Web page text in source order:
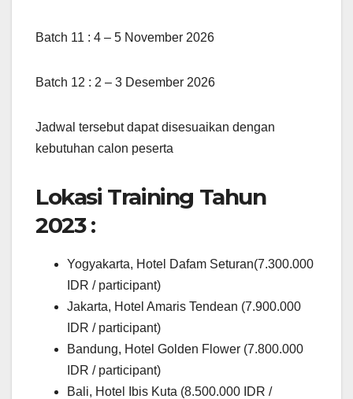
Batch 11 : 4 – 5 November 2026
Batch 12 : 2 – 3 Desember 2026
Jadwal tersebut dapat disesuaikan dengan
kebutuhan calon peserta
Lokasi Training Tahun
2023 :
Yogyakarta, Hotel Dafam Seturan(7.300.000
IDR / participant)
Jakarta, Hotel Amaris Tendean (7.900.000
IDR / participant)
Bandung, Hotel Golden Flower (7.800.000
IDR / participant)
Bali, Hotel Ibis Kuta (8.500.000 IDR /